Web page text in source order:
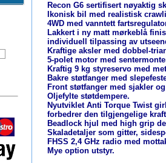
Recon G6 sertifisert nøyaktig
Ikonisk bil med realistisk
4WD med vanntett
Lakkert i ny matt mørkeblå
individuell tilpassing av
Kraftige aksler med dobbel-
5-polet motor med
Kraftig 9 kg styreservo med
Bakre støtfanger med
Front støtfanger med sjakler
Oljefylte støtdempere.
Nyutviklet Anti Torque Twist
forbedrer den tilgjengelige
Beadlock hjul med high grip
Skaladetaljer som gitter,
FHSS 2,4 GHz radio med
Mye option utstyr.